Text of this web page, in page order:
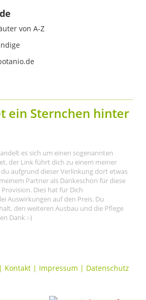
von A-Z
ein Sternchen hinter
es sich um einen sogenannten
der Link führt dich zu einem meiner
aufgrund dieser Verlinkung dort etwas
Partner als Dankeschön für diese
Dies hat für Dich
Auswirkungen auf den Preis. Du
den weiteren Ausbau und die Pflege
Dank :-)
| Kontakt | Impressum | Datenschutz